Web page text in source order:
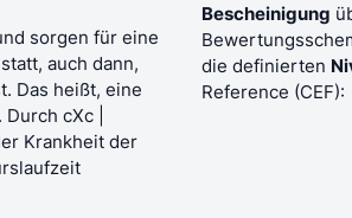
sorgen für eine
statt, auch dann,
Das heißt, eine
cXc |
Krankheit der
Bescheinigung
die definierten
Reference (CEF):